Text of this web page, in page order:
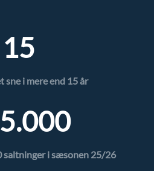
15
sne i mere end 15 år
saltninger i sæsonen 25/26